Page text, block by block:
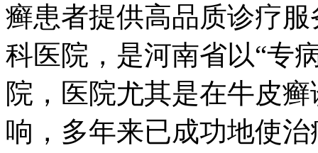
癣患者提供高品质诊疗
科医院，是河南省以“专
院，医院尤其是在牛皮
响，多年来已成功地使